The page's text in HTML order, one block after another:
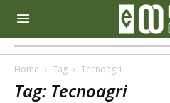
Home Tag Tecnoagri
Tag: Tecnoagri